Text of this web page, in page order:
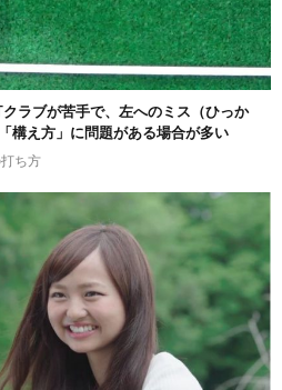
ラブが苦手で、左へのミス（ひっか
構え方」に問題がある場合が多い
ち方